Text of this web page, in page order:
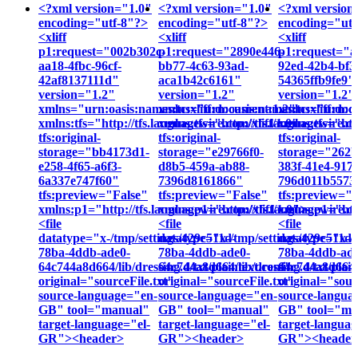
<?xml version="1.0"
encoding="utf-8"?>
<xliff
p1:request="002b302c-
aa18-4fbc-96cf-
42af8137111d"
version="1.2"
xmlns="urn:oasis:names:tc:xliff:document:1.2"
xmlns:tfs="http://tfs.languagewire.com/xliff/1.0"
tfs:original-
storage="bb4173d1-
e258-4f65-a6f3-
6a337e747f60"
tfs:preview="False"
xmlns:p1="http://tfs.languagewire.com/xliff/1.0">
<file
datatype="x-/tmp/settings/429c511d-
78ba-4ddb-ade0-
64c744a8d664/lib/dressing.d/txt/plaintext.conf"
original="sourceFile.txt"
source-language="en-
GB" tool="manual"
target-language="el-
GR"><header>
<?xml version="1.0"
encoding="utf-8"?>
<xliff
p1:request="2890e446-
bb77-4c63-93ad-
aca1b42c6161"
version="1.2"
xmlns:tfs="http://
tfs:original-
storage="e29766f0-
d8b5-459a-ab88-
7396d8161866"
tfs:preview="False"
xmlns:p1="http://
<file
datatype="x-/tmp/settings/429c511d-
78ba-4ddb-ade0-
64c744a8d664/lib/dressing.d/txt/
original="sourceFile.txt"
source-language="en-
GB" tool="manual"
target-language="el-
GR"><header>
<?xml
<xliff
92ed-42b4-
54365ffb9fe9"
version="1.2"
tfs:original-
383f-41e4-
<file
datatype="x-/
78ba-4ddb-
source-
GB"
target-